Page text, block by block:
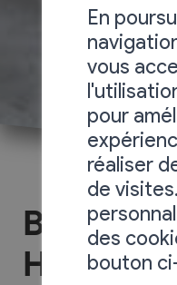
Between
Hotel
En
vous
pour
réaliser
de
des
bouton